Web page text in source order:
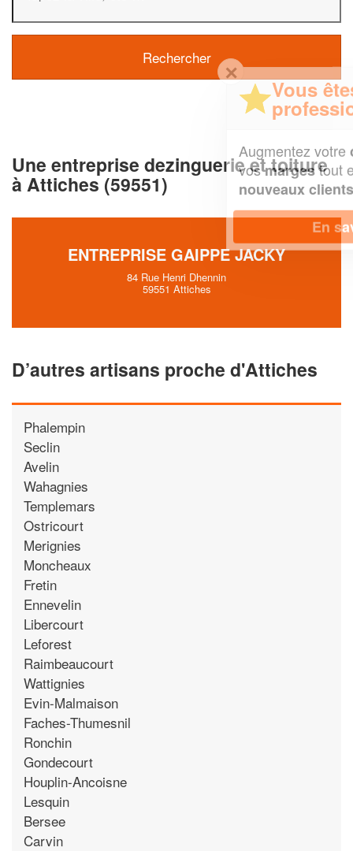
Une entreprise dezinguerie et toiture
à Attiches (59551)
ENTREPRISE GAIPPE JACKY
84 Rue Henri Dhennin
59551 Attiches
D’autres artisans proche d'Attiches
Phalempin
Seclin
Avelin
Wahagnies
Templemars
Ostricourt
Merignies
Moncheaux
Fretin
Ennevelin
Libercourt
Leforest
Raimbeaucourt
Wattignies
Evin-Malmaison
Faches-Thumesnil
Ronchin
Gondecourt
Houplin-Ancoisne
Lesquin
Bersee
Carvin
✕
Vous êtes un
professionnel ?
chiffre d'affaireset
vosmargestout en gagnant de
nouveaux clients